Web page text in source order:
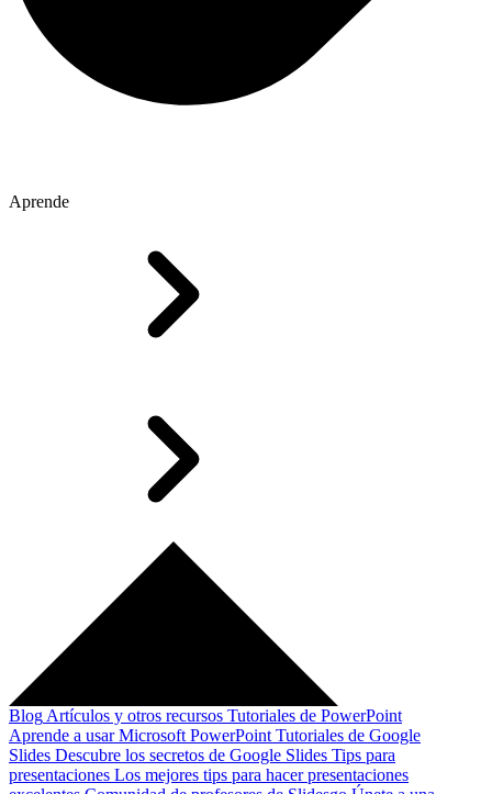
Aprende
Blog Artículos y otros recursos Tutoriales de PowerPoint
Aprende a usar Microsoft PowerPoint Tutoriales de Google
Slides Descubre los secretos de Google Slides Tips para
presentaciones Los mejores tips para hacer presentaciones